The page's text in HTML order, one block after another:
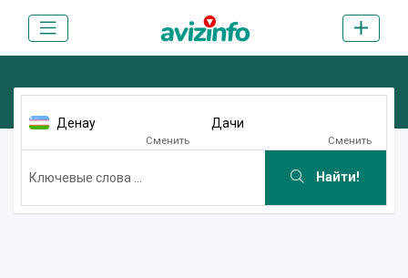
Денау
Сменить
Дачи
Сменить
Найти!